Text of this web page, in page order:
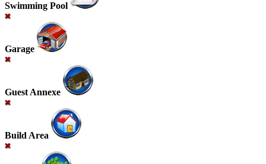
Swimming Pool
Garage
Guest Annexe
Build Area